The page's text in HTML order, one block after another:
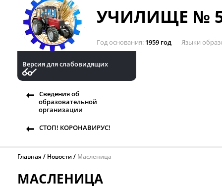
УЧИЛИЩЕ №
Год основания 1959 год Языки
Версия для слабовидящих
Сведения об
образовательной
организации
СТОП! КОРОНАВИРУС!
Главная Новости Масленица
МАСЛЕНИЦА